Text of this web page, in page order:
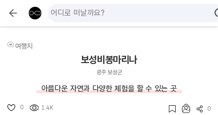
여행지
보성비봉마리나
광주 보성군
아름다운 자연과 다양한 체험을 할 수 있는 곳
0 1.4K 0